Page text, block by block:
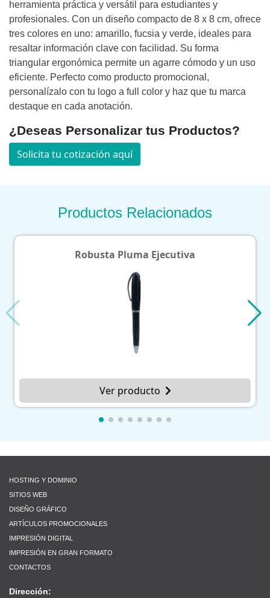
herramienta práctica y versátil para estudiantes y
profesionales. Con un diseño compacto de 8 x 8 cm, ofrece
tres colores en uno: amarillo, fucsia y verde, ideales para
resaltar información clave con facilidad. Su forma
triangular ergonómica permite un agarre cómodo y un uso
eficiente. Perfecto como producto promocional,
personalízalo con tu logo a full color y haz que tu marca
destaque en cada anotación.
¿Deseas Personalizar tus Productos?
Solicita tu cotización aquí
Productos Relacionados
Robusta Pluma Ejecutiva
Ver producto
HOSTING Y DOMINIO
SITIOS WEB
DISEÑO GRÁFICO
ARTÍCULOS PROMOCIONALES
IMPRESIÓN DIGITAL
IMPRESIÓN EN GRAN FORMATO
CONTACTOS
Dirección: